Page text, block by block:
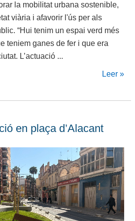
la mobilitat urbana sostenible,
viària i afavorir l'ús per als
“Hui tenim un espai verd més
teniem ganes de fer i que era
L’actuació ...
Leer »
en plaça d’Alacant